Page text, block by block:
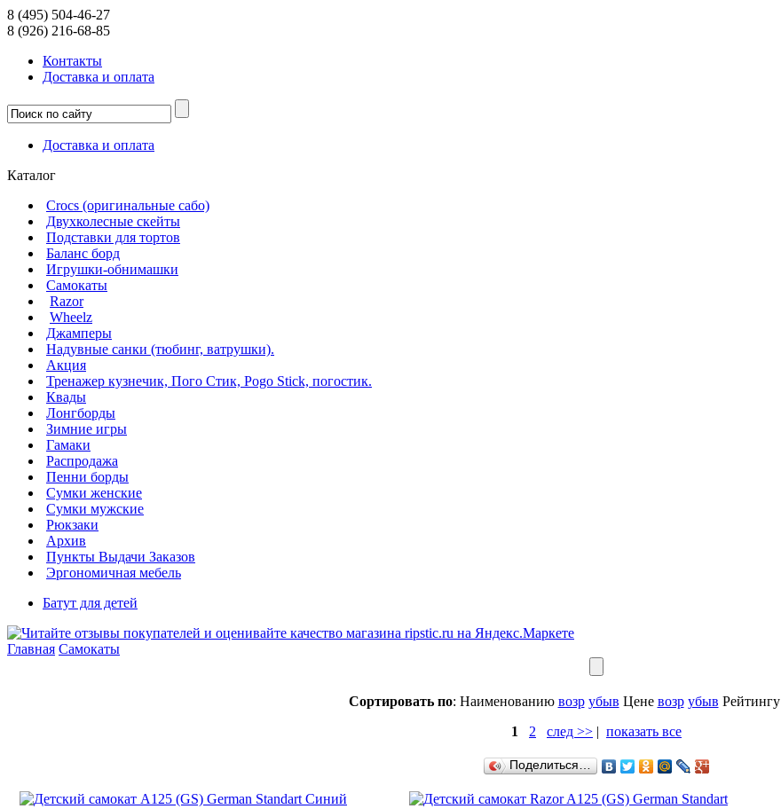
8 (495) 504-46-27
8 (926) 216-68-85
Контакты
Доcтавка и оплата
Доcтавка и оплата
Каталог
Crocs (оригинальные сабо)
Двухколесные скейты
Подставки для тортов
Баланс борд
Игрушки-обнимашки
Самокаты
Razor
Wheelz
Джамперы
Надувные санки (тюбинг, ватрушки).
Акция
Тренажер кузнечик, Пого Стик, Pogo Stick, погостик.
Квады
Лонгборды
Зимние игры
Гамаки
Распродажа
Пенни борды
Сумки женские
Сумки мужские
Рюкзаки
Архив
Пункты Выдачи Заказов
Эргономичная мебель
Батут для детей
Главная Самокаты
Сортировать по: Наименованию возр убыв Цене возр убыв Рейтингу
1
2 след >> | показать все
Поделиться…